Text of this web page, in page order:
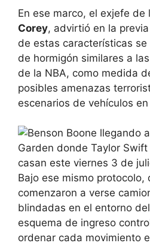
En ese marco, el exjefe de
Corey, advirtió en la
de estas características
de hormigón similares a
de la NBA, como medida
posibles amenazas
escenarios de vehículos
Bajo ese mismo protocolo,
comenzaron a verse
blindadas en el entorno
esquema de ingreso
ordenar cada movimiento